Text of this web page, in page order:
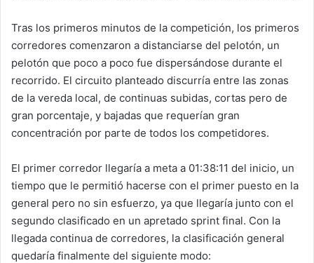
Tras los primeros minutos de la competición, los primeros
corredores comenzaron a distanciarse del pelotón, un
pelotón que poco a poco fue dispersándose durante el
recorrido. El circuito planteado discurría entre las zonas
de la vereda local, de continuas subidas, cortas pero de
gran porcentaje, y bajadas que requerían gran
concentración por parte de todos los competidores.
El primer corredor llegaría a meta a 01:38:11 del inicio, un
tiempo que le permitió hacerse con el primer puesto en la
general pero no sin esfuerzo, ya que llegaría junto con el
segundo clasificado en un apretado sprint final. Con la
llegada continua de corredores, la clasificación general
quedaría finalmente del siguiente modo: